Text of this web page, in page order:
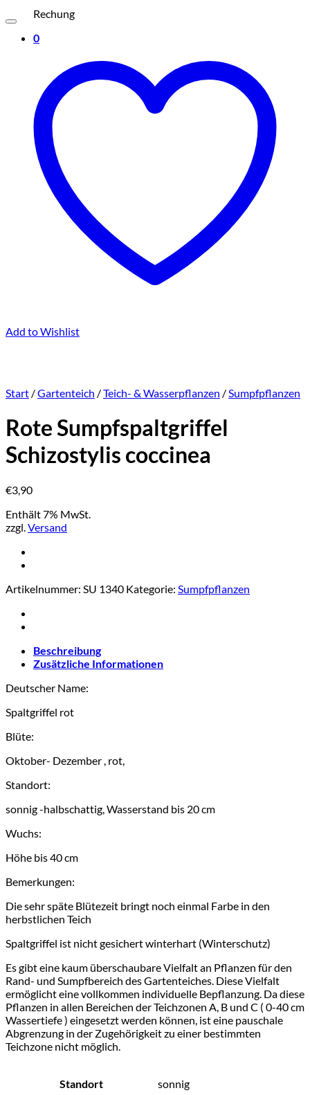
Rechung
0
Add to Wishlist
Start /Gartenteich /Teich- & Wasserpflanzen /Sumpfpflanzen
Rote Sumpfspaltgriffel
Schizostylis coccinea
€3,90
Enthält 7% MwSt.
zzgl.Versand
Artikelnummer: SU 1340 Kategorie: Sumpfpflanzen
Beschreibung
Zusätzliche Informationen
Deutscher Name:
Spaltgriffel rot
Blüte:
Oktober- Dezember , rot,
Standort:
sonnig -halbschattig, Wasserstand bis 20 cm
Wuchs:
Höhe bis 40 cm
Bemerkungen:
Die sehr späte Blütezeit bringt noch einmal Farbe in den
herbstlichen Teich
Spaltgriffel ist nicht gesichert winterhart (Winterschutz)
Es gibt eine kaum überschaubare Vielfalt an Pflanzen für den
Rand- und Sumpfbereich des Gartenteiches. Diese Vielfalt
ermöglicht eine vollkommen individuelle Bepflanzung. Da diese
Pflanzen in allen Bereichen der Teichzonen A, B und C ( 0-40 cm
Wassertiefe ) eingesetzt werden können, ist eine pauschale
Abgrenzung in der Zugehörigkeit zu einer bestimmten
Teichzone nicht möglich.
Standort sonnig